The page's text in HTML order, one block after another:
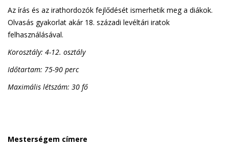
Az írás és az irathordozók fejlődését ismerhetik meg a diákok.
Olvasás gyakorlat akár 18. századi levéltári iratok
felhasználásával.
Korosztály: 4-12. osztály
Időtartam: 75-90 perc
Maximális létszám: 30 fő
Mesterségem címere